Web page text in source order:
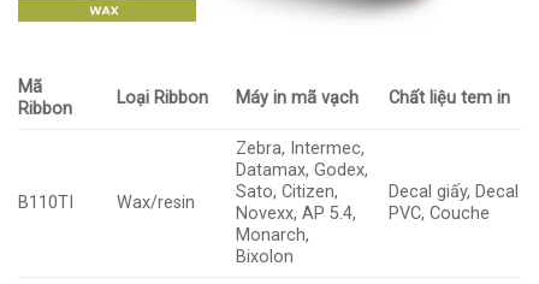
Mã
Ribbon
Loại Ribbon Máy in mã vạch Chất liệu tem in
B110TI Wax/resin
Zebra, Intermec,
Datamax, Godex,
Sato, Citizen,
Novexx, AP 5.4,
Monarch,
Bixolon
Decal giấy, Decal
PVC, Couche